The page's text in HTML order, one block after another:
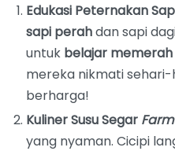
Edukasi Peternakan
sapi perahdan sapi
untuk belajar memerah
mereka nikmati
berharga!
Kuliner Susu Segar
yang nyaman. Cicipi